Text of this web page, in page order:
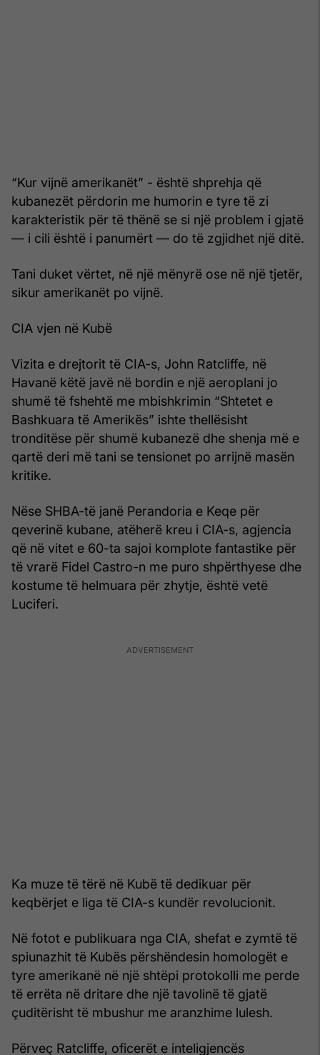
“Kur vijnë amerikanët” - është shprehja që
kubanezët përdorin me humorin e tyre të zi
karakteristik për të thënë se si një problem i gjatë
— i cili është i panumërt — do të zgjidhet një ditë.
Tani duket vërtet, në një mënyrë ose në një tjetër,
sikur amerikanët po vijnë.
CIA vjen në Kubë
Vizita e drejtorit të CIA-s, John Ratcliffe, në
Havanë këtë javë në bordin e një aeroplani jo
shumë të fshehtë me mbishkrimin “Shtetet e
Bashkuara të Amerikës” ishte thellësisht
tronditëse për shumë kubanezë dhe shenja më e
qartë deri më tani se tensionet po arrijnë masën
kritike.
Nëse SHBA-të janë Perandoria e Keqe për
qeverinë kubane, atëherë kreu i CIA-s, agjencia
që në vitet e 60-ta sajoi komplote fantastike për
të vrarë Fidel Castro-n me puro shpërthyese dhe
kostume të helmuara për zhytje, është vetë
Luciferi.
Ka muze të tërë në Kubë të dedikuar për
keqbërjet e liga të CIA-s kundër revolucionit.
Në fotot e publikuara nga CIA, shefat e zymtë të
spiunazhit të Kubës përshëndesin homologët e
tyre amerikanë në një shtëpi protokolli me perde
të errëta në dritare dhe një tavolinë të gjatë
çuditërisht të mbushur me aranzhime lulesh.
Përveç Ratcliffe, oficerët e inteligjencës